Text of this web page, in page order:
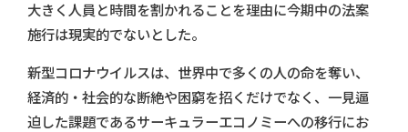
大きく人員と時間を割かれることを理由に今期中の法案
施行は現実的でないとした。
新型コロナウイルスは、世界中で多くの人の命を奪い、
経済的・社会的な断絶や困窮を招くだけでなく、一見逼
迫した課題であるサーキュラーエコノミーへの移行にお